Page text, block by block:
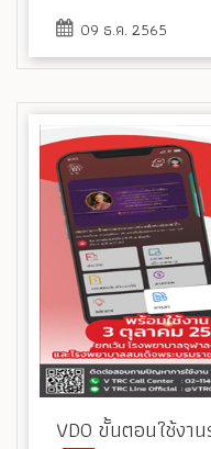
09 ธ.ค. 2565
VDO ขั้นตอนใช้งา